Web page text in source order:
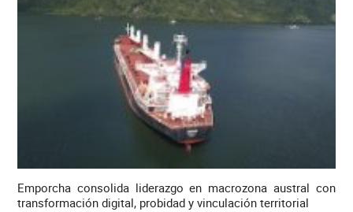
Emporcha consolida liderazgo en macrozona austral con
transformación digital, probidad y vinculación territorial